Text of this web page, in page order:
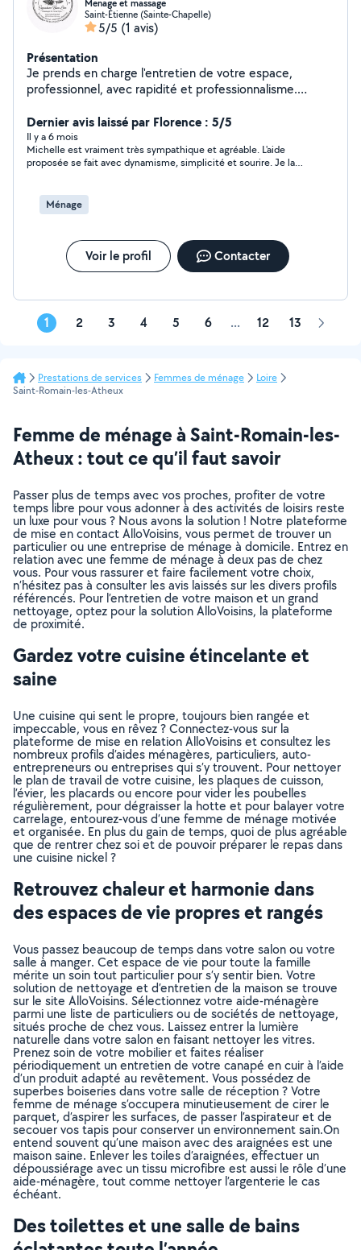
Menage et massage
Saint-Étienne (Sainte-Chapelle)
5/5 (1 avis)
Présentation
Je prends en charge l'entretien de votre espace,
professionnel, avec rapidité et professionnalisme.
bureaux Tarifs sur mesure - Devis gratuit Massage
Californien et Head Spa Contactez-moi si vous êtes
intéressés !
Dernier avis laissé par Florence : 5/5
Il y a 6 mois
Michelle est vraiment très sympathique et agréable. L'aide
proposée se fait avec dynamisme, simplicité et sourire. Je la
Ménage
Voir le profil Contacter
1 2 3 4 5 6 ... 12 13 Page
Prestations de services Femmes de ménage
Loire
Saint-Romain-les-Atheux
Femme de ménage à Saint-Romain-les-
Atheux : tout ce qu’il faut savoir
Passer plus de temps avec vos proches, profiter de votre
temps libre pour vous adonner à des activités de loisirs reste
un luxe pour vous ? Nous avons la solution ! Notre plateforme
de mise en contact AlloVoisins, vous permet de trouver un
particulier ou une entreprise de ménage à domicile. Entrez en
relation avec une femme de ménage à deux pas de chez
vous. Pour vous rassurer et faire facilement votre choix,
n’hésitez pas à consulter les avis laissés sur les divers profils
référencés. Pour l’entretien de votre maison et un grand
nettoyage, optez pour la solution AlloVoisins, la plateforme
de proximité.
Gardez votre cuisine étincelante et
saine
Une cuisine qui sent le propre, toujours bien rangée et
impeccable, vous en rêvez ? Connectez-vous sur la
plateforme de mise en relation AlloVoisins et consultez les
nombreux profils d’aides ménagères, particuliers, auto-
entrepreneurs ou entreprises qui s’y trouvent. Pour nettoyer
le plan de travail de votre cuisine, les plaques de cuisson,
l’évier, les placards ou encore pour vider les poubelles
régulièrement, pour dégraisser la hotte et pour balayer votre
carrelage, entourez-vous d’une femme de ménage motivée
et organisée. En plus du gain de temps, quoi de plus agréable
que de rentrer chez soi et de pouvoir préparer le repas dans
une cuisine nickel ?
Retrouvez chaleur et harmonie dans
des espaces de vie propres et rangés
Vous passez beaucoup de temps dans votre salon ou votre
salle à manger. Cet espace de vie pour toute la famille
mérite un soin tout particulier pour s’y sentir bien. Votre
solution de nettoyage et d’entretien de la maison se trouve
sur le site AlloVoisins. Sélectionnez votre aide-ménagère
parmi une liste de particuliers ou de sociétés de nettoyage,
situés proche de chez vous. Laissez entrer la lumière
naturelle dans votre salon en faisant nettoyer les vitres.
Prenez soin de votre mobilier et faites réaliser
périodiquement un entretien de votre canapé en cuir à l’aide
d’un produit adapté au revêtement. Vous possédez de
superbes boiseries dans votre salle de réception ? Votre
femme de ménage s’occupera minutieusement de cirer le
parquet, d’aspirer les surfaces, de passer l’aspirateur et de
secouer vos tapis pour conserver un environnement sain.On
entend souvent qu’une maison avec des araignées est une
maison saine. Enlever les toiles d’araignées, effectuer un
dépoussiérage avec un tissu microfibre est aussi le rôle d’une
aide-ménagère, tout comme nettoyer l’argenterie le cas
échéant.
Des toilettes et une salle de bains